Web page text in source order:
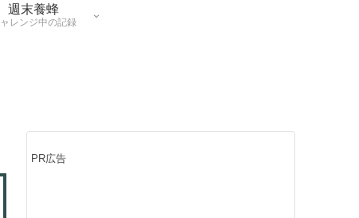
週末養蜂
レンジ中の記録
PR広告